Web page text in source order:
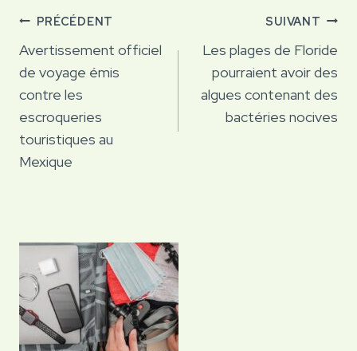
Navigation
de
l’article
PRÉCÉDENT
Avertissement officiel
de voyage émis
contre les
escroqueries
touristiques au
Mexique
SUIVANT
Les plages de Floride
pourraient avoir des
algues contenant des
bactéries nocives